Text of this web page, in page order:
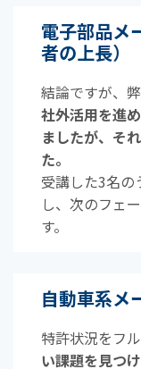
電子部品
者の上長）
結論ですが、
社外活用を進
ましたが、そ
た。
受講した3名の
し、次のフェ
す。
自動車系メ
特許状況をフル
い課題を見つ